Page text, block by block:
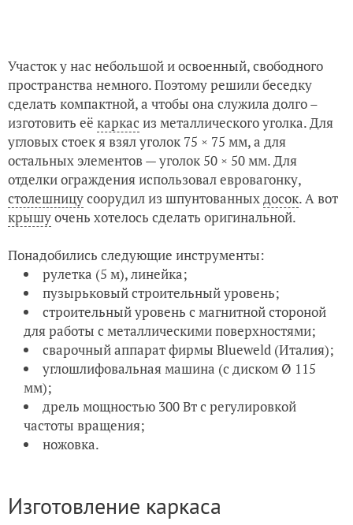
Участок у нас небольшой и освоенный, свободного
пространства немного. Поэтому решили беседку
сделать компактной, а чтобы она служила долго –
изготовить её каркас из металлического уголка. Для
угловых стоек я взял уголок 75 × 75 мм, а для
остальных элементов — уголок 50 × 50 мм. Для
отделки ограждения использовал евровагонку,
столешницусоорудил из шпунтованныхдосок. А вот
крышуочень хотелось сделать оригинальной.
Понадобились следующие инструменты:
рулетка (5 м), линейка;
пузырьковый строительный уровень;
строительный уровень с магнитной стороной
для работы с металлическими поверхностями;
сварочный аппарат фирмы Blueweld (Италия);
углошлифовальная машина (с диском Ø 115
мм);
дрель мощностью 300 Вт с регулировкой
частоты вращения;
ножовка.
Изготовление каркаса